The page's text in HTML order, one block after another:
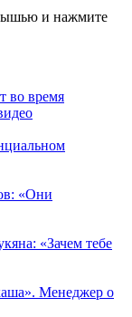
и нажмите
во время
«Они
«Зачем тебе
Менеджер о